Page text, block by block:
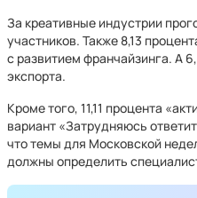
За креативные индустрии
участников. Также 8,13
с развитием франчайзинга. А
экспорта.
Кроме того, 11,11 процента
вариант «Затрудняюсь
что темы для Московской
должны определить